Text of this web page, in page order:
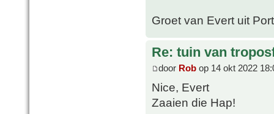
Groet van Evert uit
Re: tuin van
door Rob op 14 okt 2022
Nice, Evert
Zaaien die Hap!